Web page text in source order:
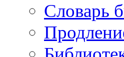
Словарь